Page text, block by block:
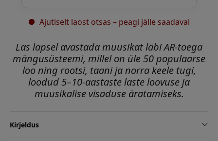
Ajutiselt laost otsas – peagi jälle saadaval
Las lapsel avastada muusikat läbi AR-toega
mängusüsteemi, millel on üle 50 populaarse
loo ning rootsi, taani ja norra keele tugi,
loodud 5–10-aastaste laste loovuse ja
muusikalise visaduse äratamiseks.
Kirjeldus